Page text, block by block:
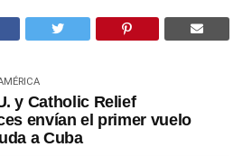
y Catholic Relief
envían el primer vuelo
a Cuba